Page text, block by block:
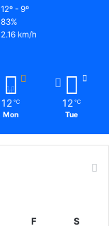
12º - 9º
83%
2.16 km/h
12 ℃
Mon
12 ℃
Tue
F
S